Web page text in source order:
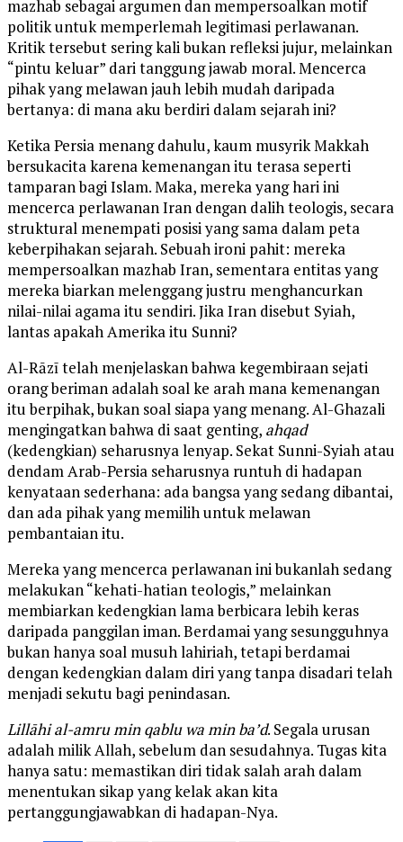
mazhab sebagai argumen dan mempersoalkan motif
politik untuk memperlemah legitimasi perlawanan.
Kritik tersebut sering kali bukan refleksi jujur, melainkan
“pintu keluar” dari tanggung jawab moral. Mencerca
pihak yang melawan jauh lebih mudah daripada
bertanya: di mana aku berdiri dalam sejarah ini?
Ketika Persia menang dahulu, kaum musyrik Makkah
bersukacita karena kemenangan itu terasa seperti
tamparan bagi Islam. Maka, mereka yang hari ini
mencerca perlawanan Iran dengan dalih teologis, secara
struktural menempati posisi yang sama dalam peta
keberpihakan sejarah. Sebuah ironi pahit: mereka
mempersoalkan mazhab Iran, sementara entitas yang
mereka biarkan melenggang justru menghancurkan
nilai-nilai agama itu sendiri. Jika Iran disebut Syiah,
lantas apakah Amerika itu Sunni?
Al-Rāzī telah menjelaskan bahwa kegembiraan sejati
orang beriman adalah soal ke arah mana kemenangan
itu berpihak, bukan soal siapa yang menang. Al-Ghazali
mengingatkan bahwa di saat genting, ahqad
(kedengkian) seharusnya lenyap. Sekat Sunni-Syiah atau
dendam Arab-Persia seharusnya runtuh di hadapan
kenyataan sederhana: ada bangsa yang sedang dibantai,
dan ada pihak yang memilih untuk melawan
pembantaian itu.
Mereka yang mencerca perlawanan ini bukanlah sedang
melakukan “kehati-hatian teologis,” melainkan
membiarkan kedengkian lama berbicara lebih keras
daripada panggilan iman. Berdamai yang sesungguhnya
bukan hanya soal musuh lahiriah, tetapi berdamai
dengan kedengkian dalam diri yang tanpa disadari telah
menjadi sekutu bagi penindasan.
Lillāhi al-amru min qablu wa min ba’d. Segala urusan
adalah milik Allah, sebelum dan sesudahnya. Tugas kita
hanya satu: memastikan diri tidak salah arah dalam
menentukan sikap yang kelak akan kita
pertanggungjawabkan di hadapan-Nya.